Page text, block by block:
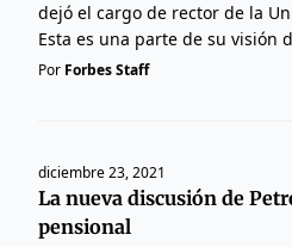
dejó el cargo de rector de la
Esta es una parte de su visión
Por Forbes Staff
diciembre 23, 2021
La nueva discusión de
pensional